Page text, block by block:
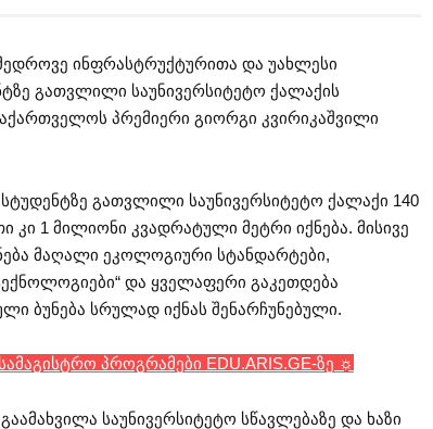
ინფრასტრუქტურითა და უახლესი
გათვლილი საუნივერსიტეტო ქალაქის
პრემიერი გიორგი კვირიკაშვილი
გათვლილი საუნივერსიტეტო ქალაქი 140
კი 1 მილიონი კვადრატული მეტრი იქნება. მისივე
მაღალი ეკოლოგიური სტანდარტები,
და ყველაფერი გაკეთდება
ბუნება სრულად იქნას შენარჩუნებული.
პროგრამები EDU.ARIS.GE-ზე ☼
საუნივერსიტეტო სწავლებაზე და ხაზი